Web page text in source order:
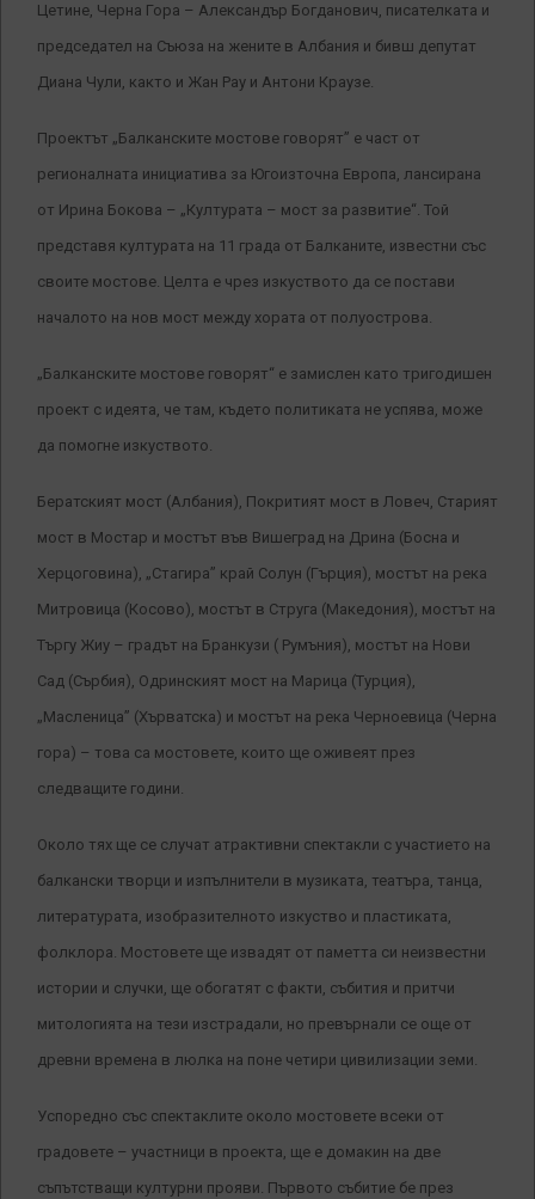
Цетине, Черна Гора – Александър Богданович, писателката и
председател на Съюза на жените в Албания и бивш депутат
Диана Чули, както и Жан Рау и Антони Краузе.
Проектът „Балканските мостове говорят” е част от
регионалната инициатива за Югоизточна Европа, лансирана
от Ирина Бокова – „Културата – мост за развитие“. Той
представя културата на 11 града от Балканите, известни със
своите мостове. Целта е чрез изкуството да се постави
началото на нов мост между хората от полуострова.
„Балканските мостове говорят“ е замислен като тригодишен
проект с идеята, че там, където политиката не успява, може
да помогне изкуството.
Бератският мост (Албания), Покритият мост в Ловеч, Старият
мост в Мостар и мостът във Вишеград на Дрина (Босна и
Херцоговина), „Стагира” край Солун (Гърция), мостът на река
Митровица (Косово), мостът в Струга (Македония), мостът на
Търгу Жиу – градът на Бранкузи ( Румъния), мостът на Нови
Сад (Сърбия), Одринският мост на Марица (Турция),
„Масленица” (Хърватска) и мостът на река Черноевица (Черна
гора) – това са мостовете, които ще оживеят през
следващите години.
Около тях ще се случат атрактивни спектакли с участието на
балкански творци и изпълнители в музиката, театъра, танца,
литературата, изобразителното изкуство и пластиката,
фолклора. Мостовете ще извадят от паметта си неизвестни
истории и случки, ще обогатят с факти, събития и притчи
митологията на тези изстрадали, но превърнали се още от
древни времена в люлка на поне четири цивилизации земи.
Успоредно със спектаклите около мостовете всеки от
градовете – участници в проекта, ще е домакин на две
съпътстващи културни прояви. Първото събитие бе през